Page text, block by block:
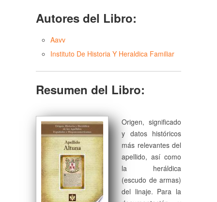
Autores del Libro:
Aavv
Instituto De Historia Y Heraldica Familiar
Resumen del Libro:
Origen, significado
y datos históricos
más relevantes del
apellido, así como
la heráldica
(escudo de armas)
del linaje. Para la